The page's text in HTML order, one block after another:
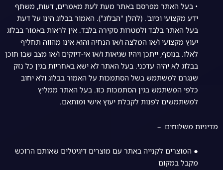
• בעל האתר מפרסם באתר מעת לעת מאמרים, דעות, משתף
ידע מקצועי וכיוב'. (להלן "הבלוג"). האמור בבלוג הינו על דעת
בעל האתר בלבד ולמטרות סקירה בלבד. אין לראות באמור בבלוג
יעוץ מקצועי ו/או המלצה ו/או הנחיה והוא אינו מהווה תחליף
לאלו. בנוסף, ייתכן ויהיו שגיאות ו/או אי-דיוקים ו/או מצב שבו תוכן
בבלוג לא יהיה עדכני. בעל האתר לא ישא באחריות בגין כל נזק
שנגרם למשתמש בשל הסתמכות על האמור בבלוג ולא יחוב
כלפי המשתמש בגין הסתמכות כזו. בעל האתר ממליץ
למשתמשים לפנות לקבלת יעוץ אישי ומותאם.
מדיניות משלוחים –
● המוצרים לקנייה באתר עם מוצרים דיגיטלים שאותם הרוכש
מקבל במקום